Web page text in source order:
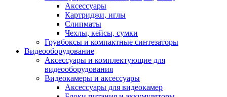
Аксессуары
Картриджи, иглы
Слипматы
Чехлы, кейсы, сумки
Грувбоксы и компактные синтезаторы
Видеооборудование
Аксессуары и комплектующие для
видеооборудования
Видеокамеры и аксессуары
Аксессуары для видеокамер